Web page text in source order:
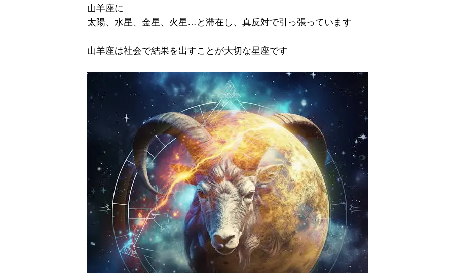
山羊座に
太陽、水星、金星、火星…と滞在し、真反対で引っ張っています
山羊座は社会で結果を出すことが大切な星座です